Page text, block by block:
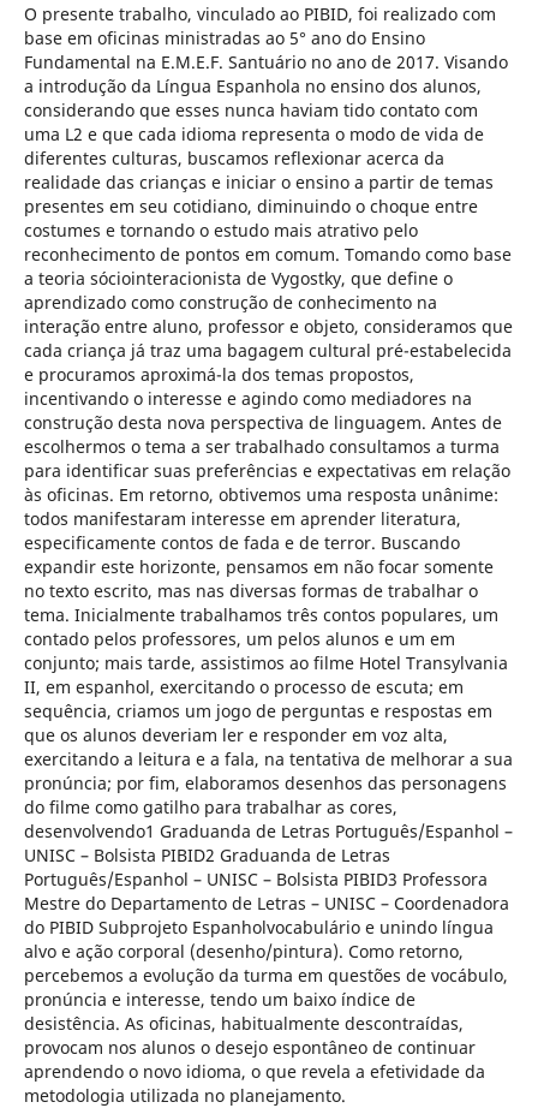
O presente trabalho, vinculado ao PIBID, foi realizado com
base em oficinas ministradas ao 5° ano do Ensino
Fundamental na E.M.E.F. Santuário no ano de 2017. Visando
a introdução da Língua Espanhola no ensino dos alunos,
considerando que esses nunca haviam tido contato com
uma L2 e que cada idioma representa o modo de vida de
diferentes culturas, buscamos reflexionar acerca da
realidade das crianças e iniciar o ensino a partir de temas
presentes em seu cotidiano, diminuindo o choque entre
costumes e tornando o estudo mais atrativo pelo
reconhecimento de pontos em comum. Tomando como base
a teoria sóciointeracionista de Vygostky, que define o
aprendizado como construção de conhecimento na
interação entre aluno, professor e objeto, consideramos que
cada criança já traz uma bagagem cultural pré-estabelecida
e procuramos aproximá-la dos temas propostos,
incentivando o interesse e agindo como mediadores na
construção desta nova perspectiva de linguagem. Antes de
escolhermos o tema a ser trabalhado consultamos a turma
para identificar suas preferências e expectativas em relação
às oficinas. Em retorno, obtivemos uma resposta unânime:
todos manifestaram interesse em aprender literatura,
especificamente contos de fada e de terror. Buscando
expandir este horizonte, pensamos em não focar somente
no texto escrito, mas nas diversas formas de trabalhar o
tema. Inicialmente trabalhamos três contos populares, um
contado pelos professores, um pelos alunos e um em
conjunto; mais tarde, assistimos ao filme Hotel Transylvania
II, em espanhol, exercitando o processo de escuta; em
sequência, criamos um jogo de perguntas e respostas em
que os alunos deveriam ler e responder em voz alta,
exercitando a leitura e a fala, na tentativa de melhorar a sua
pronúncia; por fim, elaboramos desenhos das personagens
do filme como gatilho para trabalhar as cores,
desenvolvendo1 Graduanda de Letras Português/Espanhol –
UNISC – Bolsista PIBID2 Graduanda de Letras
Português/Espanhol – UNISC – Bolsista PIBID3 Professora
Mestre do Departamento de Letras – UNISC – Coordenadora
do PIBID Subprojeto Espanholvocabulário e unindo língua
alvo e ação corporal (desenho/pintura). Como retorno,
percebemos a evolução da turma em questões de vocábulo,
pronúncia e interesse, tendo um baixo índice de
desistência. As oficinas, habitualmente descontraídas,
provocam nos alunos o desejo espontâneo de continuar
aprendendo o novo idioma, o que revela a efetividade da
metodologia utilizada no planejamento.